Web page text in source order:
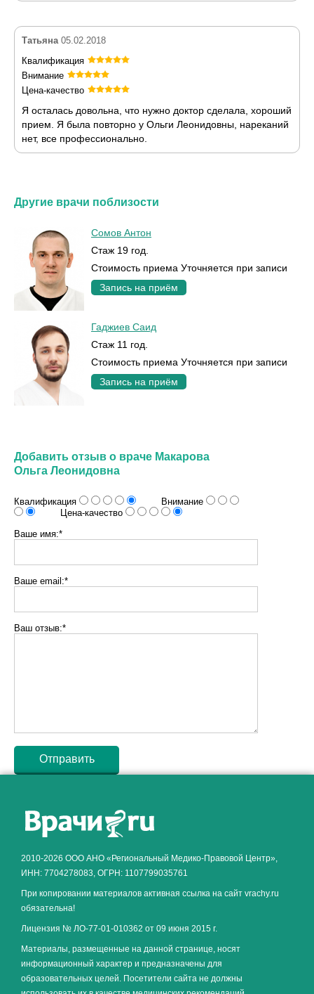
Татьяна 05.02.2018
Квалификация
Внимание
Цена-качество
Я осталась довольна, что нужно доктор сделала, хороший
прием. Я была повторно у Ольги Леонидовны, нареканий
нет, все профессионально.
Другие врачи поблизости
Сомов Антон
Стаж 19 год.
Стоимость приема Уточняется при записи
Запись на приём
Гаджиев Саид
Стаж 11 год.
Стоимость приема Уточняется при записи
Запись на приём
Добавить отзыв о враче Макарова
Ольга Леонидовна
Квалификация
Внимание
Цена-качество
Ваше имя:*
Ваше email:*
Ваш отзыв:*
2010-2026 ООО АНО «Региональный Медико-Правовой Центр»,
ИНН: 7704278083, ОГРН: 1107799035761
При копировании материалов активная ссылка на сайт vrachy.ru
обязательна!
Лицензия № ЛО-77-01-010362 от 09 июня 2015 г.
Материалы, размещенные на данной странице, носят
информационный характер и предназначены для
образовательных целей. Посетители сайта не должны